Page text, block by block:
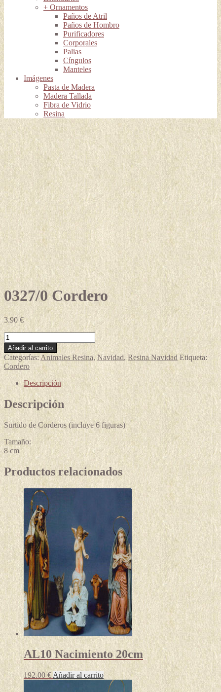
+ Ornamentos
Paños de Atril
Paños de Hombro
Purificadores
Corporales
Palias
Cíngulos
Manteles
Imágenes
Pasta de Madera
Madera Tallada
Fibra de Vidrio
Resina
0327/0 Cordero
3.90€
0327/0
Cordero
cantidad
Añadir al carrito
Categorías:Animales Resina,Navidad, Resina Navidad Etiqueta:
Cordero
Descripción
Descripción
Surtido de Corderos (incluye 6 figuras)
Tamaño:
8 cm
Productos relacionados
AL10 Nacimiento 20cm
192.00€ Añadir al carrito